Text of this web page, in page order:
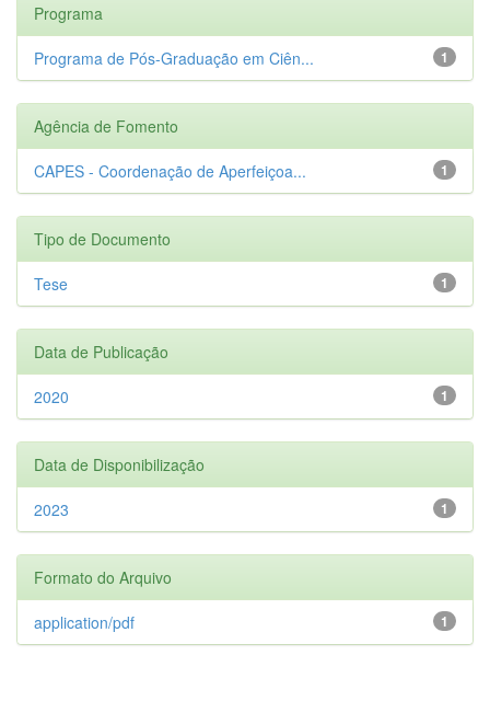
Programa
1
Programa de Pós-Graduação em Ciên...
Agência de Fomento
1
CAPES - Coordenação de Aperfeiçoa...
Tipo de Documento
1
Tese
Data de Publicação
1
2020
Data de Disponibilização
1
2023
Formato do Arquivo
1
application/pdf